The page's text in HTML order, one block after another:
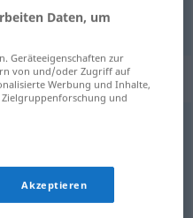
,Haufen (ugs.)
Daten, um
Geräteeigenschaften zur
von und/oder Zugriff auf
Werbung und Inhalte,
und
Akzeptieren